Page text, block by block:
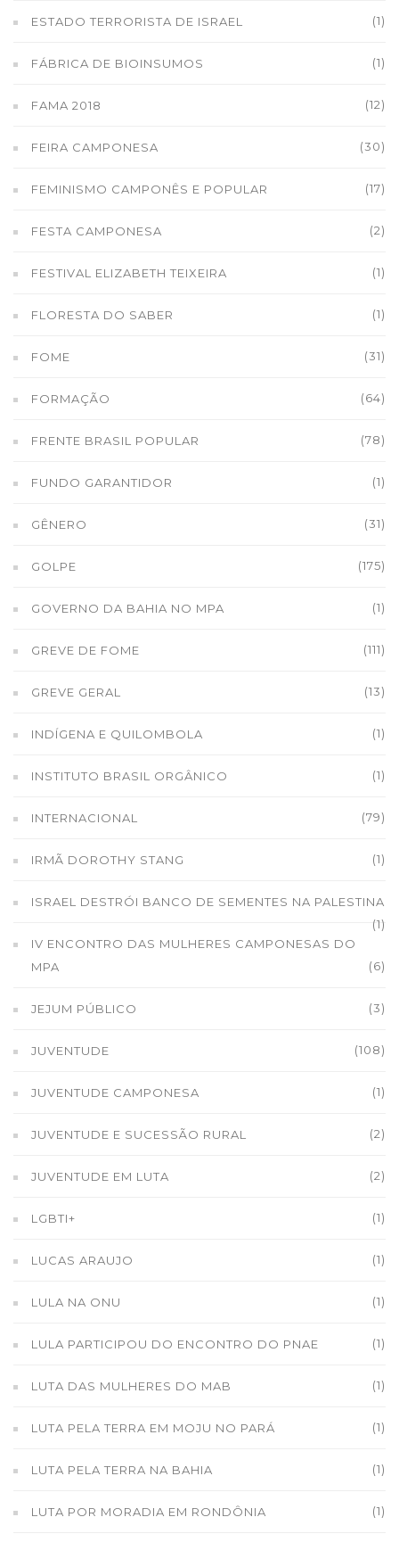
ESTADO TERRORISTA DE ISRAEL (1)
FÁBRICA DE BIOINSUMOS (1)
FAMA 2018 (12)
FEIRA CAMPONESA (30)
FEMINISMO CAMPONÊS E POPULAR (17)
FESTA CAMPONESA (2)
FESTIVAL ELIZABETH TEIXEIRA (1)
FLORESTA DO SABER (1)
FOME (31)
FORMAÇÃO (64)
FRENTE BRASIL POPULAR (78)
FUNDO GARANTIDOR (1)
GÊNERO (31)
GOLPE (175)
GOVERNO DA BAHIA NO MPA (1)
GREVE DE FOME (111)
GREVE GERAL (13)
INDÍGENA E QUILOMBOLA (1)
INSTITUTO BRASIL ORGÂNICO (1)
INTERNACIONAL (79)
IRMÃ DOROTHY STANG (1)
ISRAEL DESTRÓI BANCO DE SEMENTES NA PALESTINA
(1)
IV ENCONTRO DAS MULHERES CAMPONESAS DO
MPA
(6)
JEJUM PÚBLICO (3)
JUVENTUDE (108)
JUVENTUDE CAMPONESA (1)
JUVENTUDE E SUCESSÃO RURAL (2)
JUVENTUDE EM LUTA (2)
LGBTI+ (1)
LUCAS ARAUJO (1)
LULA NA ONU (1)
LULA PARTICIPOU DO ENCONTRO DO PNAE (1)
LUTA DAS MULHERES DO MAB (1)
LUTA PELA TERRA EM MOJU NO PARÁ (1)
LUTA PELA TERRA NA BAHIA (1)
LUTA POR MORADIA EM RONDÔNIA (1)